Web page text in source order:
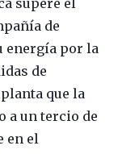
de
energía por la
de
que la
a un tercio de
en el